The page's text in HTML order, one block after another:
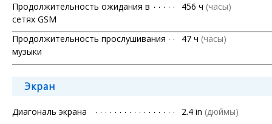
Продолжительность ожидания в
сетях GSM
456 ч (часы)
Продолжительность прослушивания
музыки
47 ч (часы)
Экран
Диагональ экрана 2.4 in (дюймы)